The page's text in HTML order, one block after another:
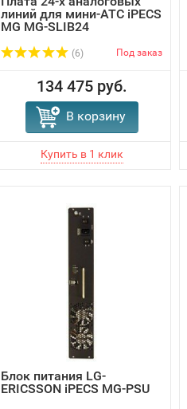
линий для мини-АТС iPECS
MG MG-SLIB24
(6) Под заказ
134 475 руб.
В корзину
Блок питания LG-
ERICSSON iPECS MG-PSU